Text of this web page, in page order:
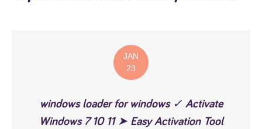
JAN
23
windows loader for windows ✓ Activate
Windows 7 10 11 ➤ Easy Activation Tool